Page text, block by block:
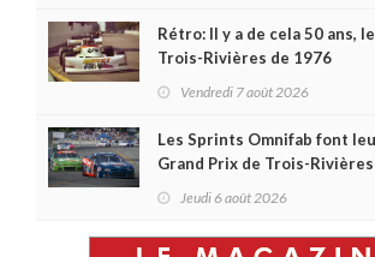
Rétro: Il y a de cela 50 ans,
Trois-Rivières de 1976
Vendredi 7 août 2026
Les Sprints Omnifab font
Grand Prix de Trois-Rivières
Jeudi 6 août 2026